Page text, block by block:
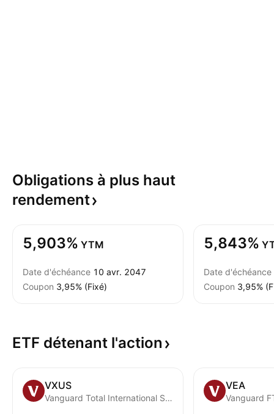
Obligations à plus haut
rendement
5,903% YTM
Date d'échéance 10 avr. 2047
Coupon 3,95% (Fixé)
5,843%
Date d'échéance
Coupon 3,95%
ETF détenant l'action
VXUS
Vanguard Total International Stock ETF
VEA